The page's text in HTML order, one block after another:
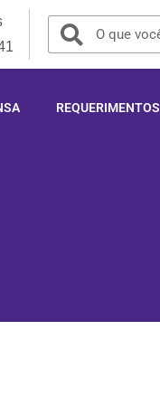
REQUERIMENTOS